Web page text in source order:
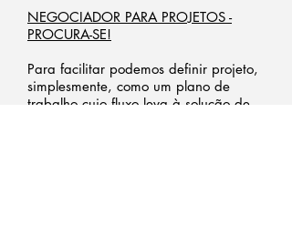
NEGOCIADOR PARA PROJETOS -
PROCURA-SE!
Para facilitar podemos definir projeto,
simplesmente, como um plano de
trabalho cujo fluxo leva à solução de